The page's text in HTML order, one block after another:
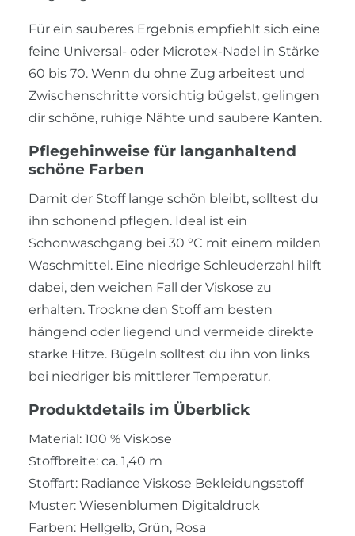
Für ein sauberes Ergebnis empfiehlt sich eine
feine Universal- oder Microtex-Nadel in Stärke
60 bis 70. Wenn du ohne Zug arbeitest und
Zwischenschritte vorsichtig bügelst, gelingen
dir schöne, ruhige Nähte und saubere Kanten.
Pflegehinweise für langanhaltend
schöne Farben
Damit der Stoff lange schön bleibt, solltest du
ihn schonend pflegen. Ideal ist ein
Schonwaschgang bei 30 °C mit einem milden
Waschmittel. Eine niedrige Schleuderzahl hilft
dabei, den weichen Fall der Viskose zu
erhalten. Trockne den Stoff am besten
hängend oder liegend und vermeide direkte
starke Hitze. Bügeln solltest du ihn von links
bei niedriger bis mittlerer Temperatur.
Produktdetails im Überblick
Material: 100 % Viskose
Stoffbreite: ca. 1,40 m
Stoffart: Radiance Viskose Bekleidungsstoff
Muster: Wiesenblumen Digitaldruck
Farben: Hellgelb, Grün, Rosa